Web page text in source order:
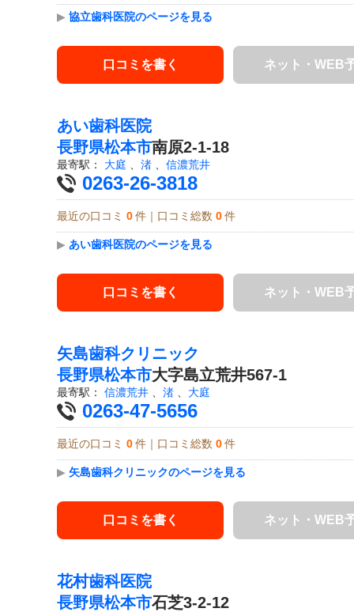
▶ 協立歯科医院のページを見る
口コミを書く ネット・WEB
あい歯科医院
長野県松本市南原2-1-18
最寄駅： 大庭 、 渚 、 信濃荒井
0263-26-3818
最近の口コミ 0 件｜口コミ総数 0 件
▶ あい歯科医院のページを見る
口コミを書く ネット・WEB
矢島歯科クリニック
長野県松本市大字島立荒井567-1
最寄駅： 信濃荒井 渚 大庭
0263-47-5656
最近の口コミ 0 件｜口コミ総数 0 件
▶ 矢島歯科クリニックのページを見る
口コミを書く ネット・WEB
花村歯科医院
長野県松本市石芝3-2-12